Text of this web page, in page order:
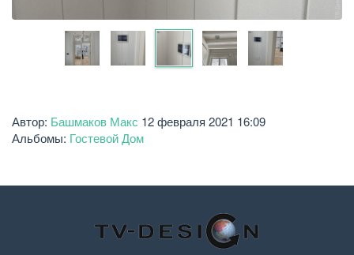
Автор: Башмаков Макс 12 февраля 2021 16:09
Альбомы: Гостевой Дом